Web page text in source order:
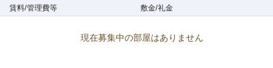
賃料/管理費等 敷金/礼金
現在募集中の部屋はありません